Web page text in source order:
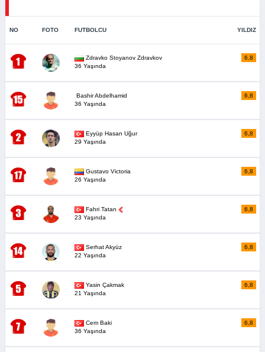
NO FOTO FUTBOLCU YILDIZ
Zdravko Stoyanov Zdravkov
36 Yaşında
6,8
Bashir Abdelhamid
36 Yaşında
6,8
Eyyüp Hasan Uğur
29 Yaşında
6,8
Gustavo Victoria
26 Yaşında
6,8
Fahri Tatan
23 Yaşında
6,8
Serhat Akyüz
22 Yaşında
6,8
Yasin Çakmak
21 Yaşında
6,8
Cem Baki
36 Yaşında
6,8